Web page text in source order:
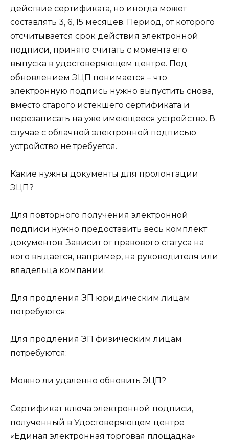
действие сертификата, но иногда может
составлять 3, 6, 15 месяцев. Период, от которого
отсчитывается срок действия электронной
подписи, принято считать с момента его
выпуска в удостоверяющем центре. Под
обновлением ЭЦП понимается – что
электронную подпись нужно выпустить снова,
вместо старого истекшего сертификата и
перезаписать на уже имеющееся устройство. В
случае с облачной электронной подписью
устройство не требуется.
Какие нужны документы для пролонгации
ЭЦП?
Для повторного получения электронной
подписи нужно предоставить весь комплект
документов. Зависит от правового статуса на
кого выдается, например, на руководителя или
владельца компании.
Для продления ЭП юридическим лицам
потребуются:
Для продления ЭП физическим лицам
потребуются:
Можно ли удаленно обновить ЭЦП?
Сертификат ключа электронной подписи,
полученный в Удостоверяющем центре
«Единая электронная торговая площадка»